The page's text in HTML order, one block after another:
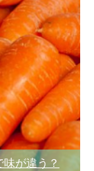
が違う？